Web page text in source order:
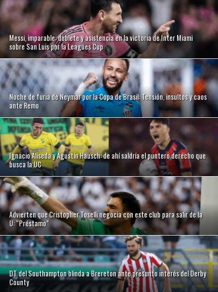
Messi, imparable: doblete y asistencia en la victoria de Inter Miami
sobre San Luis por la Leagues Cup
Noche de furia de Neymar por la Copa de Brasil: Tensión, insultos y caos
ante Remo
Ignacio Aliseda y Agustín Hausch: de ahí saldría el puntero derecho que
busca la UC
Advierten que Cristopher Toselli negocia con este club para salir de la
U: “Préstamo”
DT del Southampton blinda a Brereton ante presunto interés del Derby
County